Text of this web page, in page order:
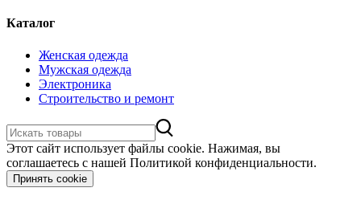
Каталог
Женская одежда
Мужская одежда
Электроника
Строительство и ремонт
Этот сайт использует файлы cookie. Нажимая, вы
соглашаетесь с нашей Политикой конфиденциальности.
Принять cookie